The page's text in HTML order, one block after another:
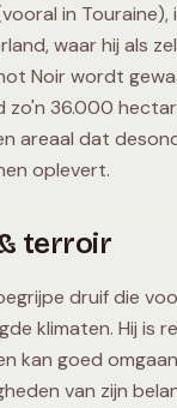
in Touraine),
waar hij als
Noir wordt
zo'n 36.000
areaal dat
oplevert.
terroir
druif die
klimaten. Hij is
kan goed
van zijn